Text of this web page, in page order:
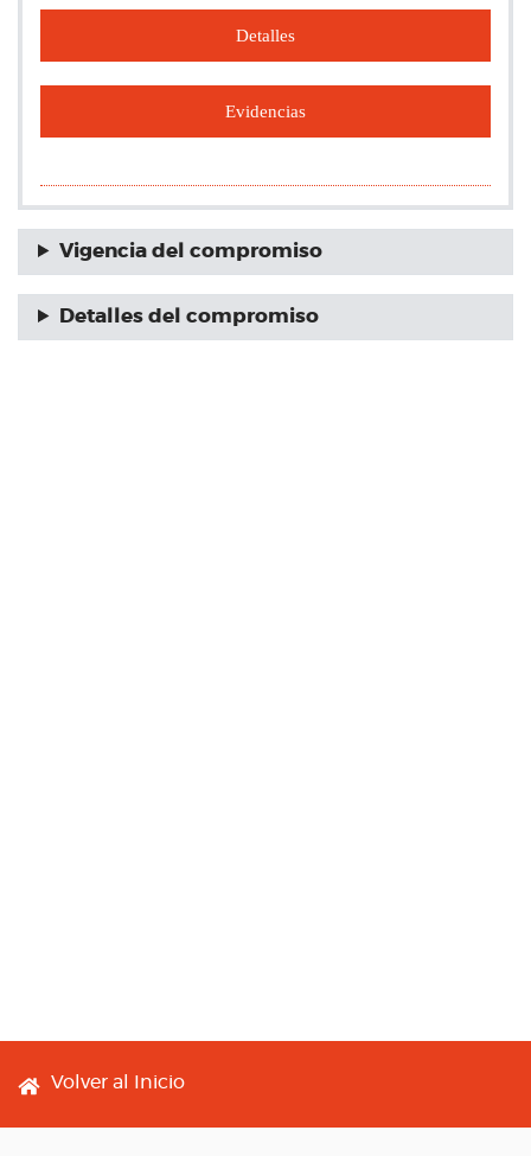
Detalles
Evidencias
Vigencia del compromiso
Detalles del compromiso
Footer menu
Volver al Inicio